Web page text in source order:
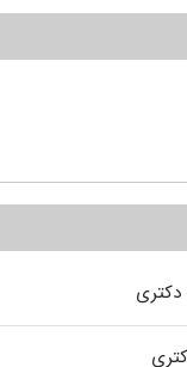
دکتری